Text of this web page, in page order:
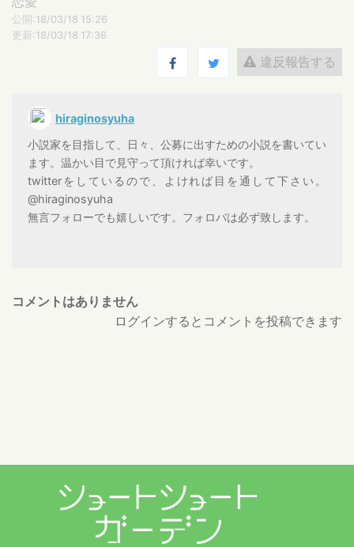
公開:18/03/18 15:26
更新:18/03/18 17:36
違反報告する
hiraginosyuha
小説家を目指して、日々、公募に出すための小説を書いてい
ます。温かい目で見守って頂ければ幸いです。
twitterをしているので、よければ目を通して下さい。
@hiraginosyuha
無言フォローでも嬉しいです。フォロバは必ず致します。
コメントはありません
ログインするとコメントを投稿できます